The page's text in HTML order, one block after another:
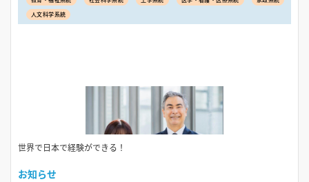
人文科学系統
世界で日本で経験ができる！
お知らせ